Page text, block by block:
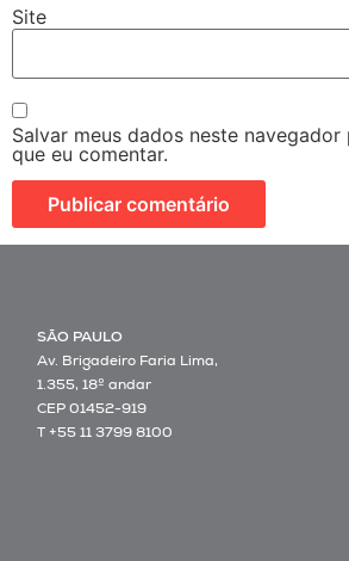
Site
Salvar meus dados neste
que eu comentar.
SÃO PAULO
Av. Brigadeiro Faria Lima,
1.355, 18º andar
CEP 01452-919
T +55 11 3799 8100